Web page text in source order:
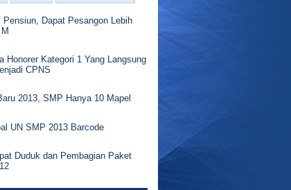
Pensiun, Dapat Pesangon Lebih
Honorer Kategori 1 Yang Langsung
CPNS
2013, SMP Hanya 10 Mapel
UN SMP 2013 Barcode
Duduk dan Pembagian Paket